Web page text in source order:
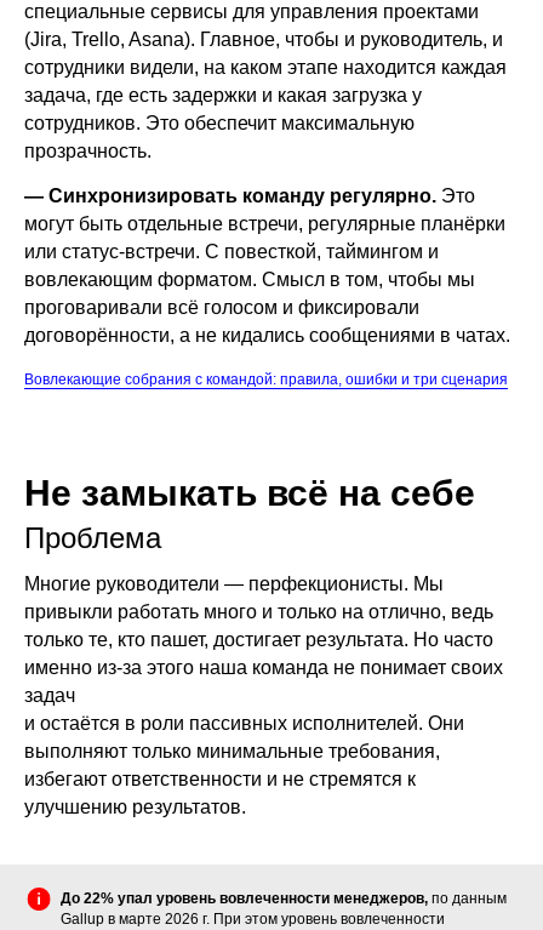
специальные сервисы для управления проектами
(Jira, Trello, Asana). Главное, чтобы и руководитель, и
сотрудники видели, на каком этапе находится каждая
задача, где есть задержки и какая загрузка у
сотрудников. Это обеспечит максимальную
прозрачность.
— Синхронизировать команду регулярно. Это
могут быть отдельные встречи, регулярные планёрки
или статус-встречи. С повесткой, таймингом и
вовлекающим форматом. Смысл в том, чтобы мы
проговаривали всё голосом и фиксировали
договорённости, а не кидались сообщениями в чатах.
Вовлекающие собрания с командой: правила, ошибки и три сценария
Не замыкать всё на себе
Проблема
Многие руководители — перфекционисты. Мы
привыкли работать много и только на отлично, ведь
только те, кто пашет, достигает результата. Но часто
именно из-за этого наша команда не понимает своих
задач
и остаётся в роли пассивных исполнителей. Они
выполняют только минимальные требования,
избегают ответственности и не стремятся к
улучшению результатов.
До 22% упал уровень вовлеченности менеджеров, по данным
Gallup в марте 2026 г. При этом уровень вовлеченности